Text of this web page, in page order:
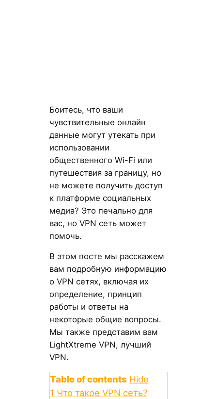
Боитесь, что ваши
чувствительные онлайн
данные могут утекать при
использовании
общественного Wi-Fi или
путешествия за границу, но
не можете получить доступ
к платформе социальных
медиа? Это печально для
вас, но VPN сеть может
помочь.
В этом посте мы расскажем
вам подробную информацию
о VPN сетях, включая их
определение, принцип
работы и ответы на
некоторые общие вопросы.
Мы также представим вам
LightXtreme VPN, лучший
VPN.
Table of contents Hide
1 Что такое VPN сеть?